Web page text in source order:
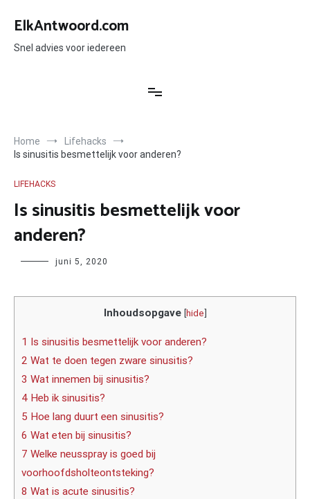
naar
inhoud
ElkAntwoord.com
Snel advies voor iedereen
Home
Lifehacks
Is sinusitis besmettelijk voor anderen?
LIFEHACKS
Is sinusitis besmettelijk voor
anderen?
Author juni 5, 2020
Inhoudsopgave [hide]
1 Is sinusitis besmettelijk voor anderen?
2 Wat te doen tegen zware sinusitis?
3 Wat innemen bij sinusitis?
4 Heb ik sinusitis?
5 Hoe lang duurt een sinusitis?
6 Wat eten bij sinusitis?
7 Welke neusspray is goed bij
voorhoofdsholteontsteking?
8 Wat is acute sinusitis?